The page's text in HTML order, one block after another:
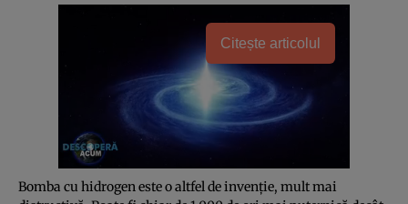
Citește articolul
Bomba cu hidrogen este o altfel de invenţie, mult mai